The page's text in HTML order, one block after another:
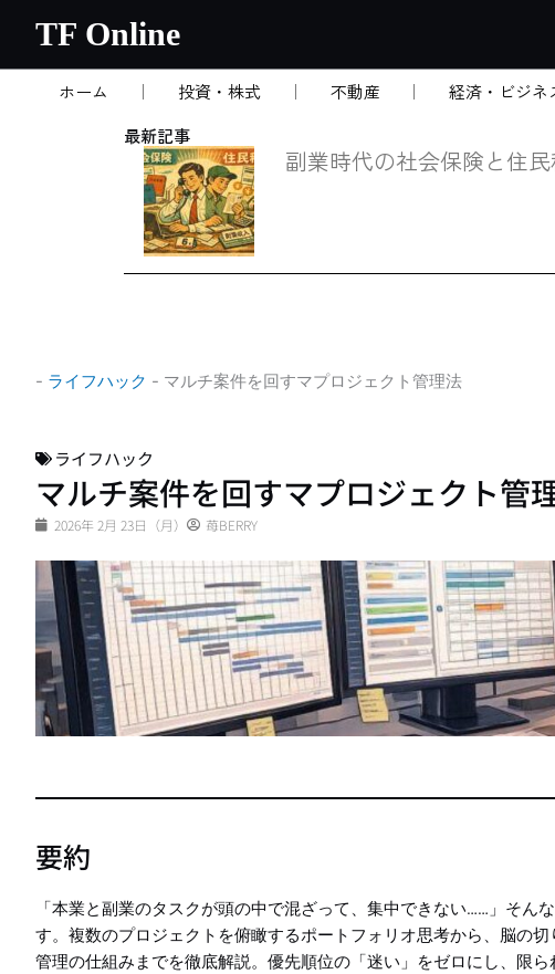
を
TF Online
ホーム 投資・株式 不動産 経済・ビジネ
最新記事
副業時代の社会保険と住
- ライフハック - マルチ案件を回すマプロジェクト管理法
ライフハック
マルチ案件を回すマプロジェクト管
2026年 2月 23日（月） 苺BERRY
要約
「本業と副業のタスクが頭の中で混ざって、集中できない……」そ
す。複数のプロジェクトを俯瞰するポートフォリオ思考から、脳の
管理の仕組みまでを徹底解説。優先順位の「迷い」をゼロにし、限